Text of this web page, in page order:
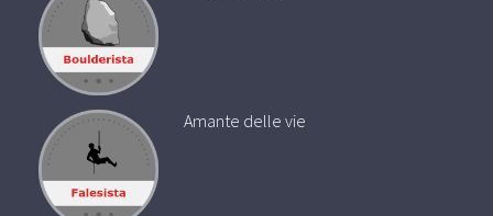
Amante delle vie